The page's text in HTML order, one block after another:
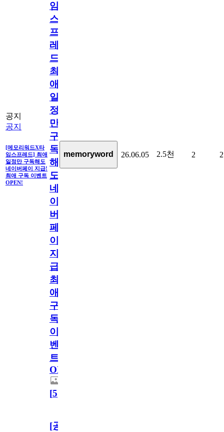
공지
공지
[메모리워드X타
임스프레드] 최애
일정만 구독해도
네이버페이 지급!
최애 구독 이벤트
OPEN!
임
스
프
레
드]
최
애
일
정
만
구
독
해
도
네
이
버
페
이
지
급!
최
애
구
독
이
벤
트
OPEN!
[5]
memoryword 26.06.05 2.5천 2 2
[공